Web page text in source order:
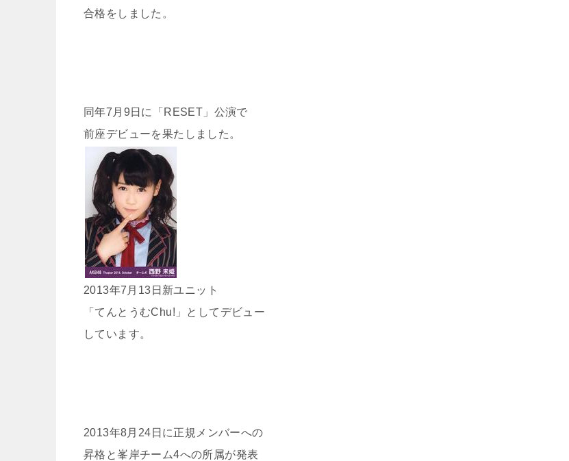
合格をしました。
同年7月9日に「RESET」公演で
前座デビューを果たしました。
2013年7月13日新ユニット
「てんとうむChu!」としてデビュー
しています。
2013年8月24日に正規メンバーへの
昇格と峯岸チーム4への所属が発表